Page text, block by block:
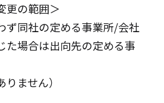
更の範囲＞
ず同社の定める事業所/会社
た場合は出向先の定める事
りません）